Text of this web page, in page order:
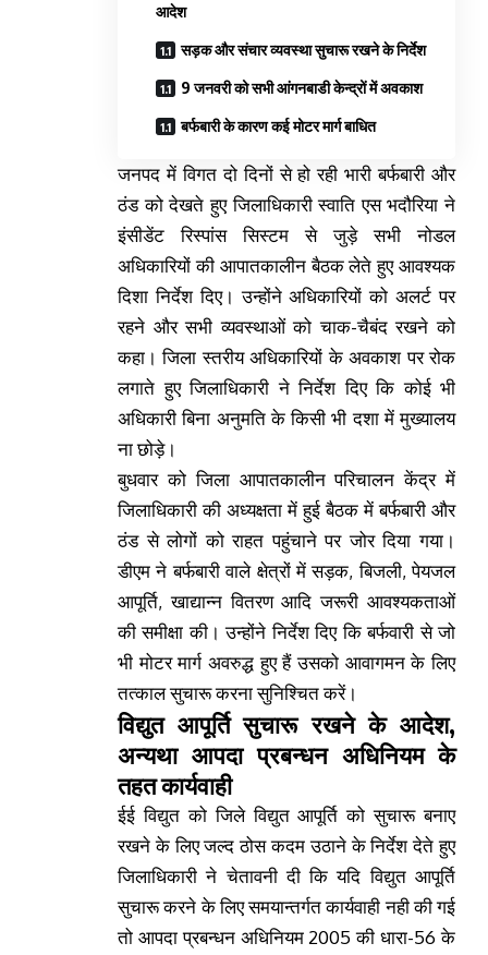
आदेश
सड़क और संचार व्यवस्था सुचारू रखने के निर्देश
9 जनवरी को सभी आंगनबाडी केन्द्रों में अवकाश
बर्फबारी के कारण कई मोटर मार्ग बाधित
जनपद में विगत दो दिनों से हो रही भारी बर्फबारी और
ठंड को देखते हुए जिलाधिकारी स्वाति एस भदौरिया ने
इंसीडेंट रिस्पांस सिस्टम से जुड़े सभी नोडल
अधिकारियों की आपातकालीन बैठक लेते हुए आवश्यक
दिशा निर्देश दिए। उन्होंने अधिकारियों को अलर्ट पर
रहने और सभी व्यवस्थाओं को चाक-चैबंद रखने को
कहा। जिला स्तरीय अधिकारियों के अवकाश पर रोक
लगाते हुए जिलाधिकारी ने निर्देश दिए कि कोई भी
अधिकारी बिना अनुमति के किसी भी दशा में मुख्यालय
ना छोड़े।
बुधवार को जिला आपातकालीन परिचालन केंद्र में
जिलाधिकारी की अध्यक्षता में हुई बैठक में बर्फबारी और
ठंड से लोगों को राहत पहुंचाने पर जोर दिया गया।
डीएम ने बर्फबारी वाले क्षेत्रों में सड़क, बिजली, पेयजल
आपूर्ति, खाद्यान्न वितरण आदि जरूरी आवश्यकताओं
की समीक्षा की। उन्होंने निर्देश दिए कि बर्फवारी से जो
भी मोटर मार्ग अवरुद्ध हुए हैं उसको आवागमन के लिए
तत्काल सुचारू करना सुनिश्चित करें।
विद्युत आपूर्ति सुचारू रखने के आदेश,
अन्यथा आपदा प्रबन्धन अधिनियम के
तहत कार्यवाही
ईई विद्युत को जिले विद्युत आपूर्ति को सुचारू बनाए
रखने के लिए जल्द ठोस कदम उठाने के निर्देश देते हुए
जिलाधिकारी ने चेतावनी दी कि यदि विद्युत आपूर्ति
सुचारू करने के लिए समयान्तर्गत कार्यवाही नही की गई
तो आपदा प्रबन्धन अधिनियम 2005 की धारा-56 के